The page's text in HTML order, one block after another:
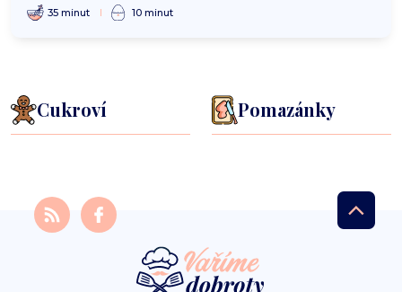
35 minut 10 minut
Cukroví Pomazánky